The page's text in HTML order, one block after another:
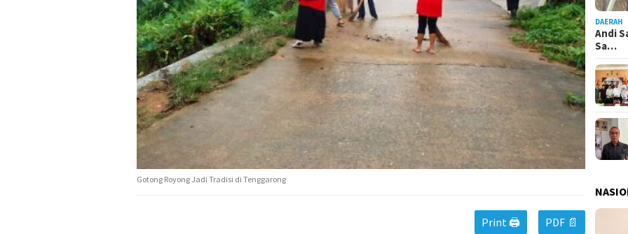
Gotong Royong Jadi Tradisi di Tenggarong
Print 🖨
PDF 📄
DAERAH
Andi
Sa…